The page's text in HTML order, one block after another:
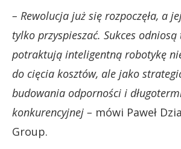
– Rewolucja już się rozpoczęła, a
tylko przyspieszać. Sukces
potraktują inteligentną robotykę
do cięcia kosztów, ale jako
budowania odporności i
konkurencyjnej – mówi Paweł
Group.